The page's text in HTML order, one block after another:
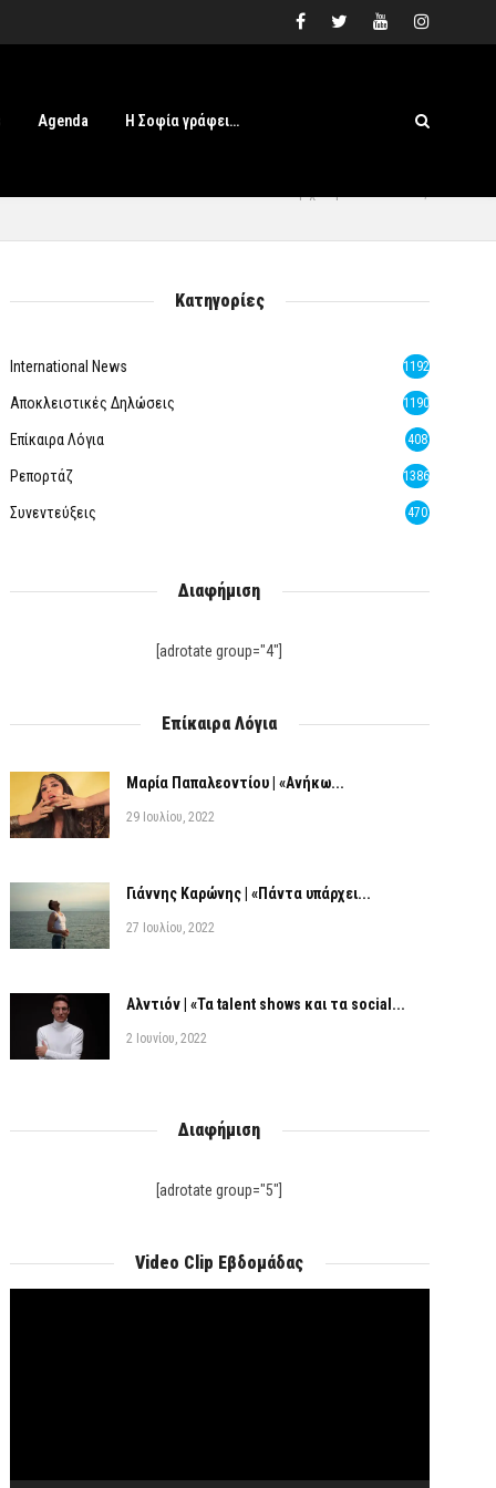
Agenda Η Σοφία γράφει…
Κατηγορίες
International News 1192
Αποκλειστικές Δηλώσεις 1190
Επίκαιρα Λόγια 408
Ρεπορτάζ 1386
Συνεντεύξεις 470
Διαφήμιση
[adrotate group="4"]
Επίκαιρα Λόγια
Μαρία Παπαλεοντίου | «Ανήκω...
29 Ιουλίου, 2022
Γιάννης Καρώνης | «Πάντα υπάρχει...
27 Ιουλίου, 2022
Αλντιόν | «Τα talent shows και τα social...
2 Ιουνίου, 2022
Διαφήμιση
[adrotate group="5"]
Video Clip Εβδομάδας